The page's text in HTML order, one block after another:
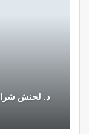
د. لحنش